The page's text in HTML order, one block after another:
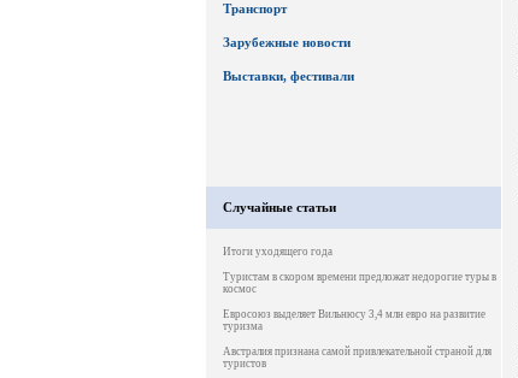
Транспорт
Зарубежные новости
Выставки, фестивали
Случайные статьи
Итоги уходящего года
Туристам в скором времени предложат недорогие туры в
космос
Евросоюз выделяет Вильнюсу 3,4 млн евро на развитие
туризма
Австралия признана самой привлекательной страной для
туристов